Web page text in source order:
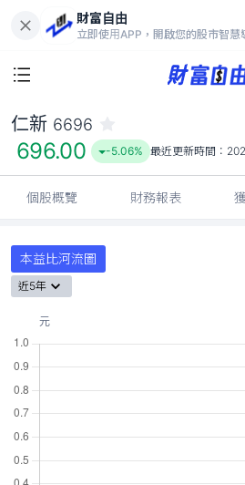
財富自由
立即使用APP，開啟您的股市智慧
696.00
-5.06%
仁新 6696
696.00 -5.06% 最近更新時間：
個股概覽 財務報表
本益比河流圖
近5年